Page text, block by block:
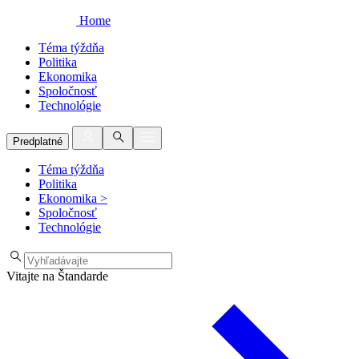
Home
Téma týždňa
Politika
Ekonomika
Spoločnosť
Technológie
Predplatné
Téma týždňa
Politika
Ekonomika >
Spoločnosť
Technológie
Vitajte na Štandarde